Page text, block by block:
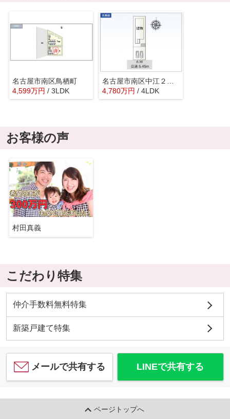
名古屋市南区鳥栖町
4,599万円 / 3LDK
4,780万円 / 4LDK
お客様の声
村田真義
こだわり特集
仲介手数料無料特集
新築戸建て特集
メールで共有する LINEで共有する
ページトップへ